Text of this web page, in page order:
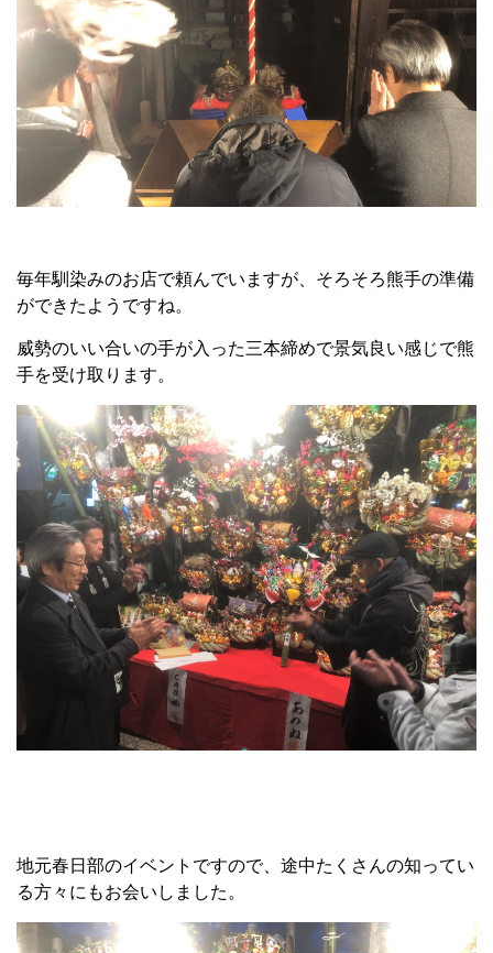
毎年馴染みのお店で頼んでいますが、そろそろ熊手の準備
ができたようですね。
威勢のいい合いの手が入った三本締めで景気良い感じで熊
手を受け取ります。
地元春日部のイベントですので、途中たくさんの知ってい
る方々にもお会いしました。